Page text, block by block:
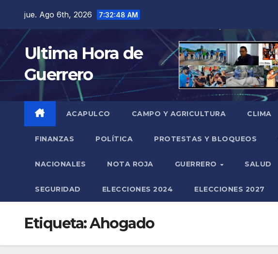
contenido
jue. Ago 6th, 2026 7:32:49 AM
Ultima Hora de
Guerrero
ACAPULCO CAMPO Y AGRICULTURA CLIMA
FINANZAS POLÍTICA PROTESTAS Y BLOQUEOS
NACIONALES NOTA ROJA GUERRERO SALUD
SEGURIDAD ELECCIONES 2024 ELECCIONES 2027
Etiqueta:Ahogado